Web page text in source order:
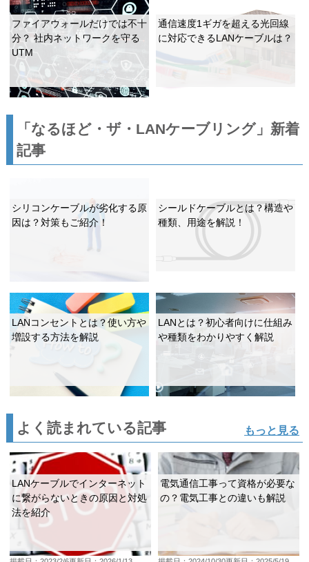
ファイアウォールだけでは不十
分？ 社内ネットワークを守る
UTM
通信速度1ギガを超える光回線
に対応できるLANケーブルは？
「なるほど・ザ・LANケーブリング」新着
記事
シリコンケーブルが劣化する原
因は？対策もご紹介！
シールドケーブルとは？構造や
種類、用途を解説！
LANコンセントとは？使い方や
増設する方法を解説
LANとは？初心者向けに仕組み
や種類をわかりやすく解説
よく読まれている記事 もっと見る
LANケーブルでインターネット
に繋がらないときの原因と対処
法を紹介
電気通信工事って資格が必要な
の？電気工事との違いも解説